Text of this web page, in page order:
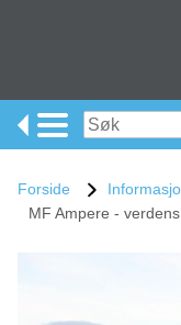
Forside
MF Ampere -